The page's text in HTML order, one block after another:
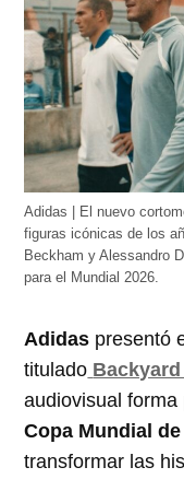
Adidas | El nuevo
figuras icónicas de los
Beckham y Alessandro
para el Mundial 2026.
Adidas presentó
titulado
audiovisual
Copa Mundial de
transformar las